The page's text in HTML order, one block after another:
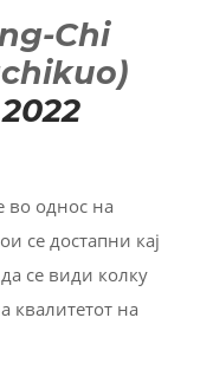
Chi
во однос на
се достапни кај
се види колку
квалитетот на